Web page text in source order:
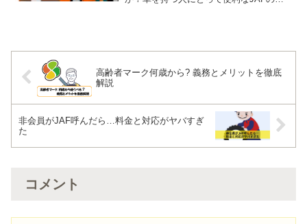
員になることでどんなメリットが得られ
高齢者マーク何歳から? 義務とメリットを徹底
解説
非会員がJAF呼んだら…料金と対応がヤバすぎ
た
コメント